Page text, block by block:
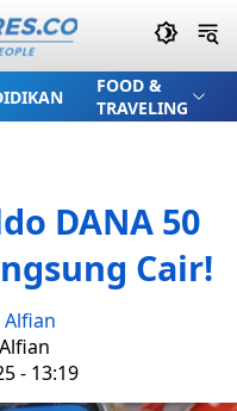
FOOD &
TRAVELING
DANA 50
Cair!
Alfian
- 13:19